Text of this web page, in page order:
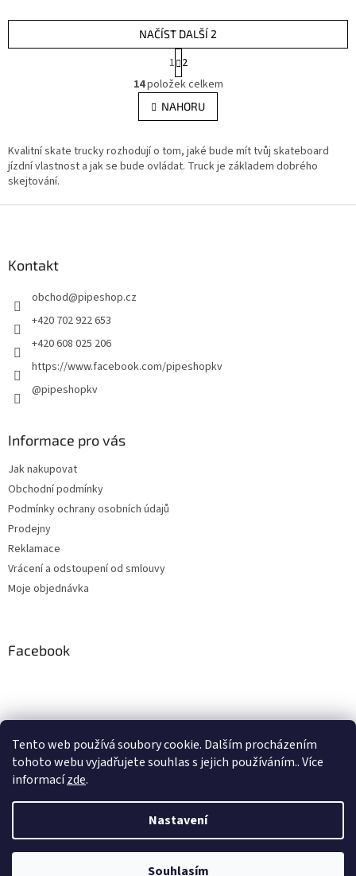
Tento web používá soubory cookie. Dalším procházením
tohoto webu vyjadřujete souhlas s jejich používáním.. Více
informacízde.
Nastavení
Souhlasím
O
v
l
á
a
c
NAČÍST DALŠÍ 2
S
t
r
á
n
k
v
á
1 2
14položek celkem
NAHORU
Kvalitní skate trucky rozhodují o tom, jaké bude mít tvůj skateboard
jízdní vlastnost a jak se bude ovládat. Truck je základem dobrého
skejtování.
Kontakt
obchod@pipeshop.cz
+420 702 922 653
+420 608 025 206
https://www.facebook.com/pipeshopkv
@pipeshopkv
Informace pro vás
Jak nakupovat
Obchodní podmínky
Podmínky ochrany osobních údajů
Prodejny
Reklamace
Vrácení a odstoupení od smlouvy
Moje objednávka
Facebook
Instagram
Sledovat na Instagramu
Vytvořil Shoptet
Pipe, s.r.o.. Všechna práva vyhrazena.